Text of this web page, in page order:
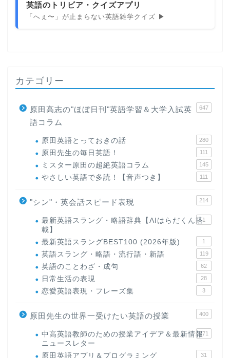
英語のトリビア・クイズアプリ
「へぇ〜」が止まらない英語雑学クイズ ▶
カテゴリー
原田高志の"ほぼ日刊"英語学習＆大学入試英
語コラム
647
原田英語とっておきの話 280
原田先生の毎日英語！ 111
ミスター原田の超絶英語コラム 145
やさしい英語で多読！【音声つき】 111
"シン"・英会話スピード表現 214
最新英語スラング・略語辞典【AIはらだくん搭
載】
1
最新英語スラングBEST100 (2026年版) 1
英語スラング・略語・流行語・新語 119
英語のことわざ・成句 62
日常生活の表現 28
恋愛英語表現・フレーズ集 3
原田先生の世界一受けたい英語の授業 400
中高英語教師のための授業アイデア＆最新情報
ニュースレター
171
原田英語アプリ＆プログラミング 31